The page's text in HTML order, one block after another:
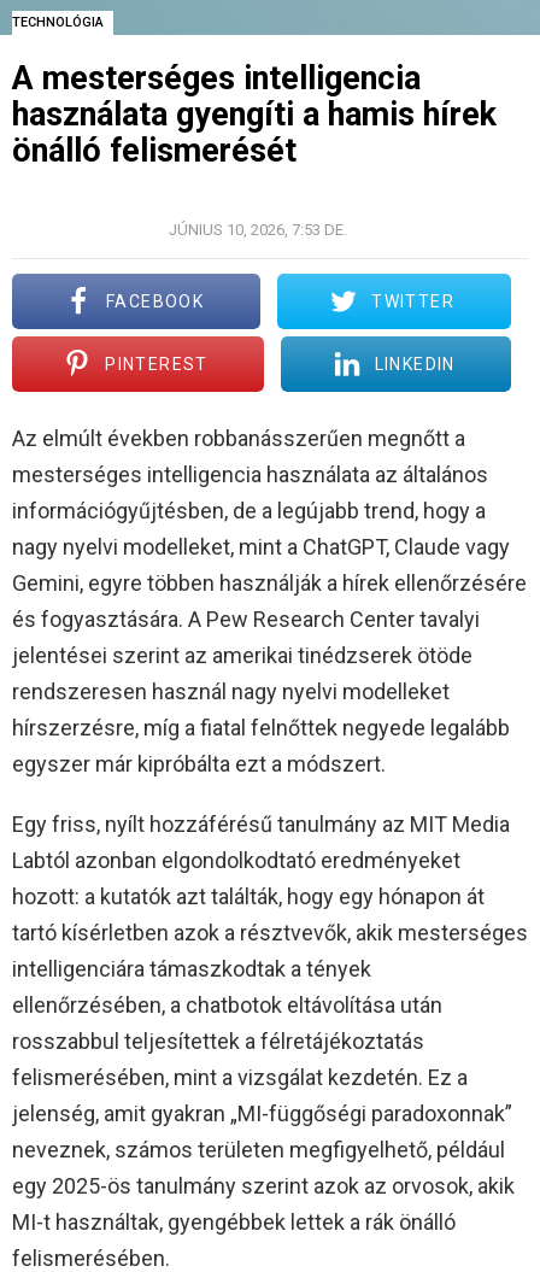
TECHNOLÓGIA
A mesterséges intelligencia
használata gyengíti a hamis hírek
önálló felismerését
JÚNIUS 10, 2026, 7:53 DE.
FACEBOOK TWITTER
PINTEREST LINKEDIN
Az elmúlt években robbanásszerűen megnőtt a
mesterséges intelligencia használata az általános
információgyűjtésben, de a legújabb trend, hogy a
nagy nyelvi modelleket, mint a ChatGPT, Claude vagy
Gemini, egyre többen használják a hírek ellenőrzésére
és fogyasztására. A Pew Research Center tavalyi
jelentései szerint az amerikai tinédzserek ötöde
rendszeresen használ nagy nyelvi modelleket
hírszerzésre, míg a fiatal felnőttek negyede legalább
egyszer már kipróbálta ezt a módszert.
Egy friss, nyílt hozzáférésű tanulmány az MIT Media
Labtól azonban elgondolkodtató eredményeket
hozott: a kutatók azt találták, hogy egy hónapon át
tartó kísérletben azok a résztvevők, akik mesterséges
intelligenciára támaszkodtak a tények
ellenőrzésében, a chatbotok eltávolítása után
rosszabbul teljesítettek a félretájékoztatás
felismerésében, mint a vizsgálat kezdetén. Ez a
jelenség, amit gyakran „MI-függőségi paradoxonnak”
neveznek, számos területen megfigyelhető, például
egy 2025-ös tanulmány szerint azok az orvosok, akik
MI-t használtak, gyengébbek lettek a rák önálló
felismerésében.